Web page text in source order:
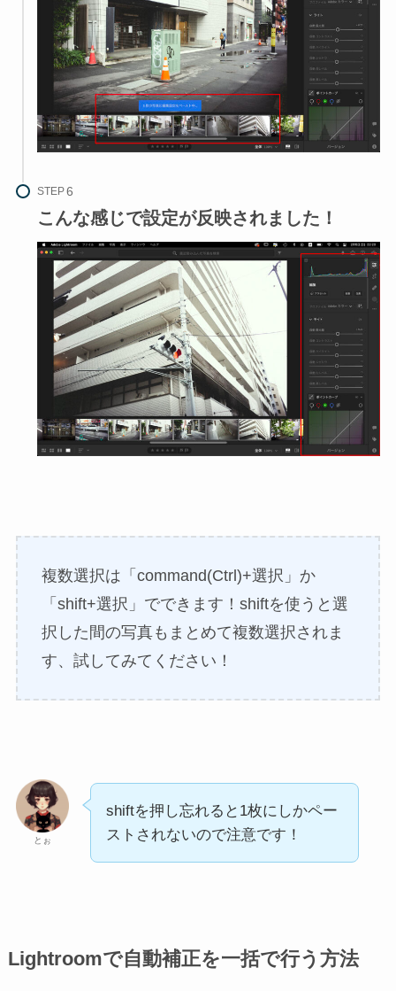
STEP
こんな感じで設定が反映されました！
複数選択は「command(Ctrl)+選択」か
「shift+選択」でできます！shiftを使うと選
択した間の写真もまとめて複数選択されま
す、試してみてください！
とぉ
shiftを押し忘れると1枚にしかペー
ストされないので注意です！
Lightroomで自動補正を一括で行う方法